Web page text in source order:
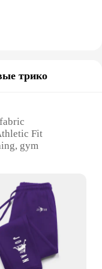
трико
Fit
gym
sizes to fit a
garment